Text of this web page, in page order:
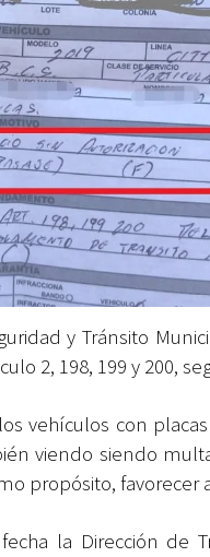
y Tránsito
2, 198, 199 y 200,
vehículos con
viendo siendo
propósito, favorecer
la Dirección de